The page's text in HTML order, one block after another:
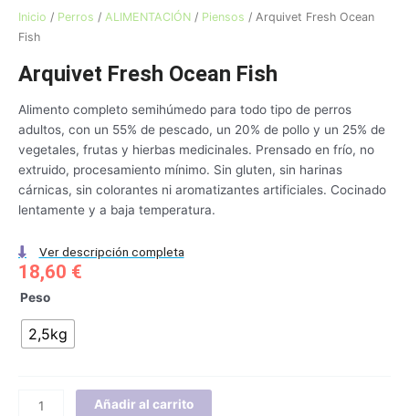
Inicio / Perros / ALIMENTACIÓN / Piensos / Arquivet Fresh Ocean
Fish
Arquivet Fresh Ocean Fish
Alimento completo semihúmedo para todo tipo de perros
adultos, con un 55% de pescado, un 20% de pollo y un 25% de
vegetales, frutas y hierbas medicinales. Prensado en frío, no
extruido, procesamiento mínimo. Sin gluten, sin harinas
cárnicas, sin colorantes ni aromatizantes artificiales. Cocinado
lentamente y a baja temperatura.
Ver descripción completa
18,60 €
Peso
2,5kg
Arquivet
Ocean
Añadir al carrito